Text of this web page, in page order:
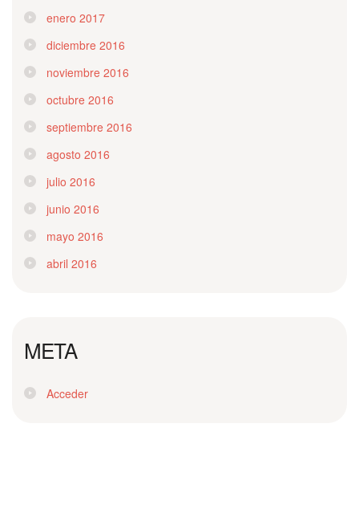
enero 2017
diciembre 2016
noviembre 2016
octubre 2016
septiembre 2016
agosto 2016
julio 2016
junio 2016
mayo 2016
abril 2016
META
Acceder